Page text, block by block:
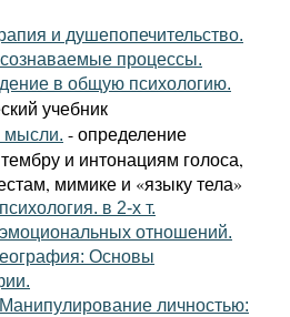
и душепопечительство.
процессы.
в общую психологию.
учебник
мысли. - определение
и интонациям голоса,
мимике и «языку тела»
в 2-х т.
отношений.
Основы
Манипулирование личностью: